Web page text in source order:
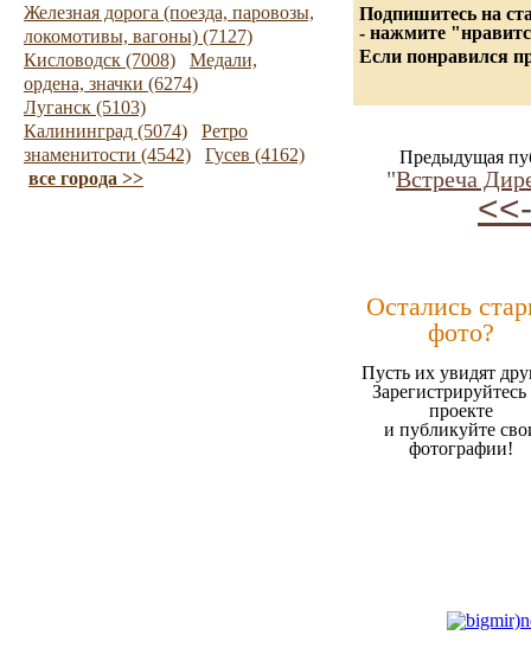
Железная дорога (поезда, паровозы,
локомотивы, вагоны) (7127)
Кисловодск (7008)
Медали,
ордена, значки (6274)
Луганск (5103)
Калининград (5074)
Ретро
знаменитости (4542)
Гусев (4162)
все города >>
Подпишитесь на
- нажмите
Если понравился
Предыдущая
"Встреча
<<-
Остались
фото?
Пусть их увидят
Зарегистрируйтесь
проекте
и публикуйте
фотографии!